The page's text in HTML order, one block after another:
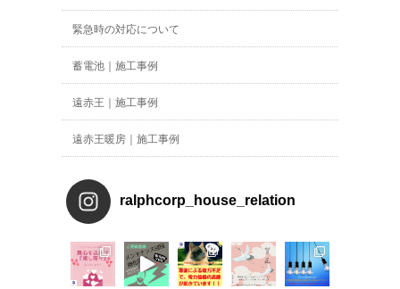
緊急時の対応について
蓄電池｜施工事例
遠赤王｜施工事例
遠赤王暖房｜施工事例
ralphcorp_house_relation